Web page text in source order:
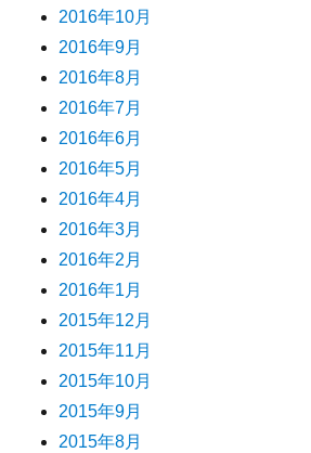
2016年10月
2016年9月
2016年8月
2016年7月
2016年6月
2016年5月
2016年4月
2016年3月
2016年2月
2016年1月
2015年12月
2015年11月
2015年10月
2015年9月
2015年8月